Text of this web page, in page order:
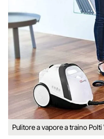
Pulitore a vapore a traino